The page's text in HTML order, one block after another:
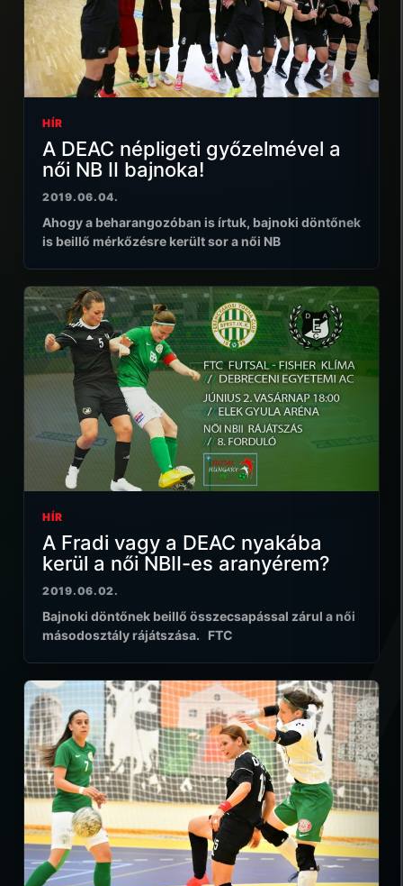
HÍR
A DEAC népligeti győzelmével a
női NB II bajnoka!
2019.06.04.
Ahogy a beharangozóban is írtuk, bajnoki döntőnek
is beillő mérkőzésre került sor a női NB
HÍR
A Fradi vagy a DEAC nyakába
kerül a női NBII-es aranyérem?
2019.06.02.
Bajnoki döntőnek beillő összecsapással zárul a női
másodosztály rájátszása. FTC